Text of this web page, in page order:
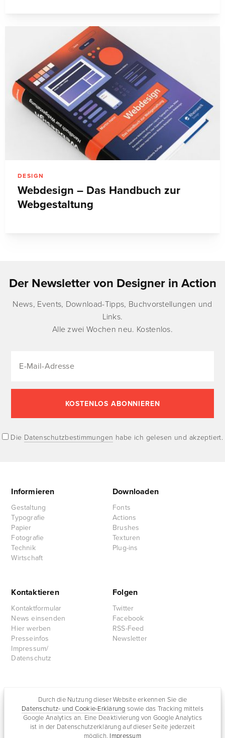
Durch die Nutzung dieser Website erkennen Sie die
Datenschutz- und Cookie-Erklärung sowie das Tracking mittels
Google Analytics an. Eine Deaktivierung von Google Analytics
ist in der Datenschutzerklärung auf dieser Seite jederzeit
möglich. Impressum
DESIGN
Webdesign – Das Handbuch zur
Webgestaltung
Der Newsletter von Designer in Action
News, Events, Download-Tipps, Buchvorstellungen und
Links.
Alle zwei Wochen neu. Kostenlos.
Die Datenschutzbestimmungen habe ich gelesen und akzeptiert.
Informieren
Gestaltung
Typografie
Papier
Fotografie
Technik
Wirtschaft
Downloaden
Fonts
Actions
Brushes
Texturen
Plug-ins
Kontaktieren
Kontaktformular
News einsenden
Hier werben
Presseinfos
Impressum/
Datenschutz
Folgen
Twitter
Facebook
RSS-Feed
Newsletter
Rullkötter AGD
Jazz for me